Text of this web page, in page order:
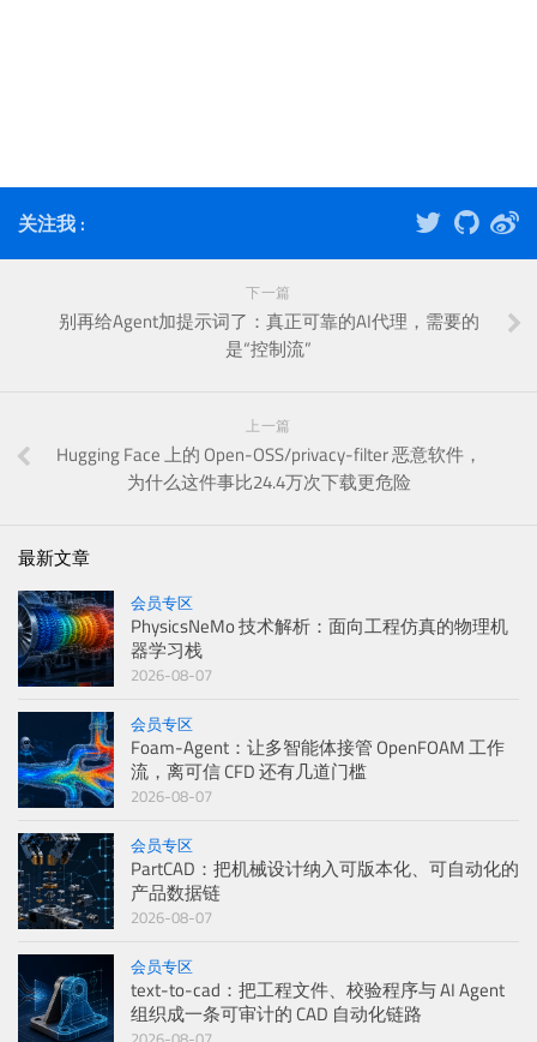
关注我 :
下一篇
别再给Agent加提示词了：真正可靠的AI代理，需要的
是“控制流”
上一篇
Hugging Face 上的 Open-OSS/privacy-filter 恶意软件，
为什么这件事比24.4万次下载更危险
最新文章
会员专区
PhysicsNeMo 技术解析：面向工程仿真的物理机
器学习栈
2026-08-07
会员专区
Foam-Agent：让多智能体接管 OpenFOAM 工作
流，离可信 CFD 还有几道门槛
2026-08-07
会员专区
PartCAD：把机械设计纳入可版本化、可自动化的
产品数据链
2026-08-07
会员专区
text-to-cad：把工程文件、校验程序与 AI Agent
组织成一条可审计的 CAD 自动化链路